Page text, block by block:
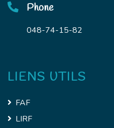
Phone
048-74-15-82
LIENS UTILS
FAF
LIRF